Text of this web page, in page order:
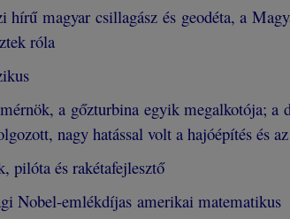
hírű magyar csillagász és geodéta, a
róla
a gőzturbina egyik megalkotója; a
nagy hatással volt a hajóépítés és
pilóta és rakétafejlesztő
Nobel-emlékdíjas amerikai matematikus